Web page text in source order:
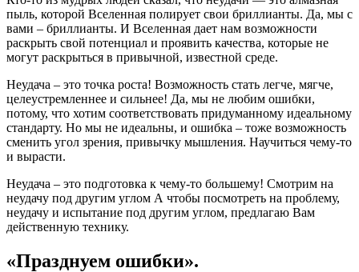
пыль, которой Вселенная полирует свои бриллианты. Да, мы с
вами – бриллианты. И Вселенная дает нам возможности
раскрыть свой потенциал и проявить качества, которые не
могут раскрыться в привычной, известной среде.
Неудача – это точка роста! Возможность стать легче, мягче,
целеустремленнее и сильнее! Да, мы не любим ошибки,
потому, что хотим соответствовать придуманному идеальному
стандарту. Но мы не идеальны, и ошибка – тоже возможность
сменить угол зрения, привычку мышления. Научиться чему-то
и вырасти.
Неудача – это подготовка к чему-то большему! Смотрим на
неудачу под другим углом А чтобы посмотреть на проблему,
неудачу и испытание под другим углом, предлагаю Вам
действенную технику.
«Празднуем ошибки».